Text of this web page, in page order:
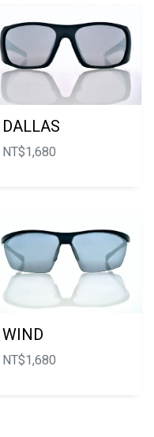
DALLAS
NT$1,680
WIND
NT$1,680